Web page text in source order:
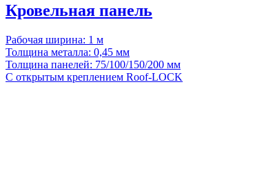
Кровельная панель
Рабочая ширина: 1 м
Толщина металла: 0,45 мм
Толщина панелей: 75/100/150/200 мм
С открытым креплением Roof-LOCK